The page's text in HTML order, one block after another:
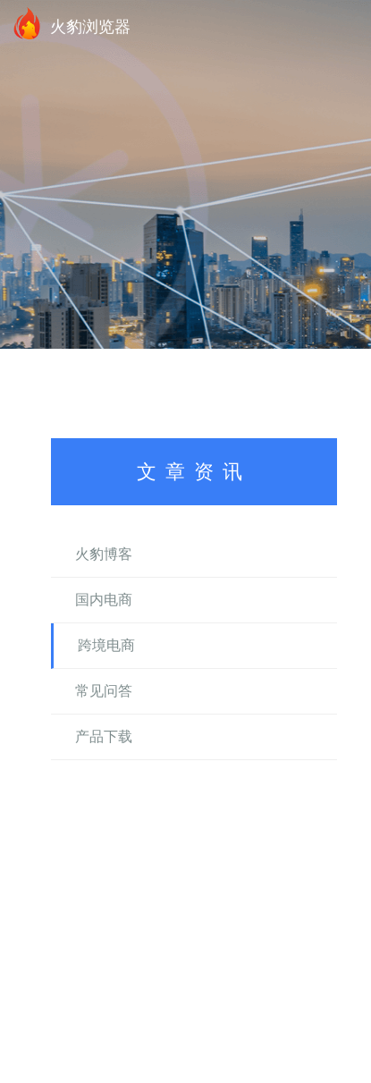
火豹浏览器
文章资讯
火豹博客
国内电商
跨境电商
常见问答
产品下载